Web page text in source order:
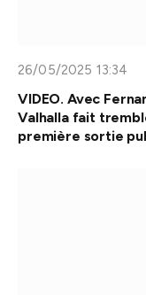
26/05/2025 13:34
VIDEO. Avec
Valhalla fait
première sortie